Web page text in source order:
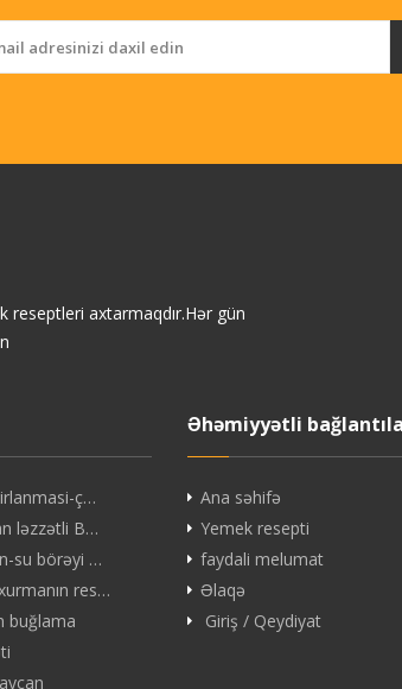
reseptleri axtarmaqdır.Hər gün
ç…
ləzzətli B…
su börəyi …
res…
buğlama
Əhəmiyyətli
Ana səhifə
Yemek resepti
faydali melumat
Əlaqə
Giriş / Qeydiyat